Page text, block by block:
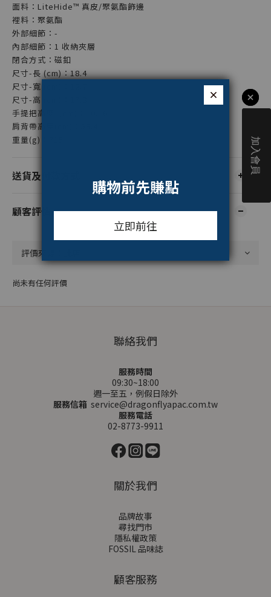
面料：LiteHide™ 真皮/聚氨酯飾邊
裡料：聚氨酯
外部細節：-
內部細節：1 收納夾層
閉合方式：磁釦
尺寸-長 (cm)：18.4
尺寸-寬 (cm)：12.7
尺寸-高 (cm)：17.8
手提把高度 (cm)：10.16
肩背帶高度(cm)：58.4
重量(g)：715
送貨及付款方式
顧客評價
尚未有任何評價
聯絡我們
服務時間
09:30~18:00
週一至五，例假日除外
服務信箱 service@dragonflyapac.com.tw
服務電話
02-8773-9911
關於我們
品牌故事
尋找門市
隱私權政策
FOSSIL 品味誌
顧客服務